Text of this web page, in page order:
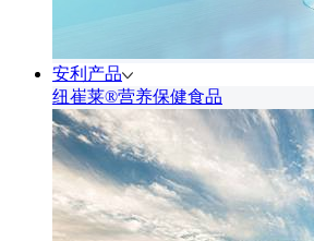
安利产品
纽崔莱®营养保健食品